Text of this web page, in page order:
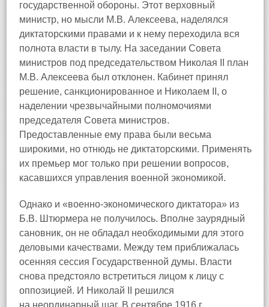
государственной обороны. Этот верховный
министр, но мысли М.В. Алексеева, наделялся
диктаторскими правами и к нему переходила вся
полнота власти в тылу. На заседании Совета
министров под председательством Николая II план
М.В. Алексеева был отклонен. Кабинет принял
решение, санкционированное и Николаем II, о
наделении чрезвычайными полномочиями
председателя Совета министров.
Предоставленные ему права были весьма
широкими, но отнюдь не диктаторскими. Применять
их премьер мог только при решении вопросов,
касавшихся управления военной экономикой.
Однако и «военно-экономического диктатора» из
Б.В. Штюрмера не получилось. Вполне заурядный
сановник, он не обладал необходимыми для этого
деловыми качествами. Между тем приближалась
осенняя сессия Государственной думы. Власти
снова предстояло встретиться лицом к лицу с
оппозицией. И Николай II решился
на неординарный шаг. В сентябре 1916 г.